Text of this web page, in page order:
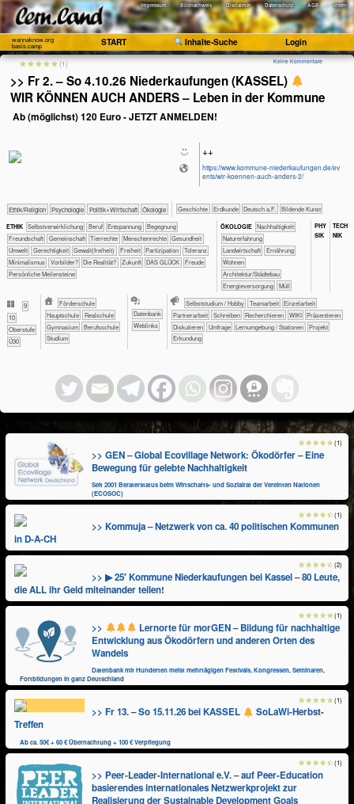
Impressum Bildnachweis Disclaimer Datenschutz AGB Intern
wannaknow.org
basis.camp START Inhalte-Suche Login
>> Fr 2. – So 4.10.26 Niederkaufungen (KASSEL)
WIR KÖNNEN AUCH ANDERS – Leben in der Kommune
Ab (möglichst) 120 Euro - JETZT ANMELDEN!
++
https://www.kommune-niederkaufungen.de/ev
ents/wir-koennen-auch-anders-2/
(1) Keine Kommentare
​​​​​​​​​​Ethik/​Religion ​​​​​​​​​​Psychologie ​​​​​​​​​Politik+​Wirtschaft ​​​​​​​Ökologie ​​​​​​​​Geschichte ​​​​​Erdkunde ​​​Deutsch a.F. Bildende Kunst
ETHIK ​​​​​​​​​​​​​​​​​​​​​​​​​​​​​​​​​​​​​​​​Selbst­verwirklichung ​​​​​​​​​​​​​​​Beruf ​​​​​​​​​​​​​Entspannung
​​​​​​​​​​​​Begegnung
​​​​​​​​​​​​Freundschaft
​​​​​​​​​​Gemeinschaft ​​​​​​​​Tierrechte ​​​​​​​Menschenrechte ​​​​​​Gesundheit
​​​​​Umwelt
​​​​Gerechtigkeit ​​​​Gewalt(freiheit) ​​​Freiheit ​​​Partizipation
​​​Toleranz
​​Minimalismus
​​Vorbilder? ​Die Realität? ​Zukunft DAS GLÜCK
Freude
Persönliche Meilensteine
ÖKO​LOGIE
​​​​​​​​​​​​​​​Nachhaltigkeit
​​​​​​​​​​​​​Naturerfahrung
​​​​​Landwirtschaft
​​​​Ernährung
​​​​Wohnen
​​​Architektur/­Städtebau
​​​Energieversorgung
​Müll
PHY​
SIK
TECH​
NIK
​​9
​10
Oberstufe
Ü30
​​Förderschule
​​Hauptschule
​​Realschule
​Gymnasium
Berufsschule
Studium
Datenbank
Weblinks
​​​​​​​​​​​​​​​​​​Selbststudium / Hobby ​​​​​​​​​​​​​​​​​​​​​​​​​​​​​​​​​​​​​​​​​​​​​​​​​​​​​​​​​​​​​​​​​​​​​​Teamarbeit ​​​​​​​​​​​​​​​​​Einzelarbeit
​​​​​​​​​​​​​​​​​Partnerarbeit
​​​​​​​​​​​​​​​​​Schreiben ​​​​​​​​​​​​​​​​Recherchieren ​​​​​​​​​​​​​​​​WIKI ​​​​​​​​​​​​​​​Präsentieren
​​​​​​​​​​​​​​Diskutieren
​​​​​​​​​​​​​​Umfrage ​​​​​​​Lernumgebung / Stationen
​​​​​​​Projekt
​​​​​​Erkundung
>> GEN – Global Ecovillage Network: Ökodörfer – Eine
Bewegung für gelebte Nachhaltigkeit
Seit 2001 Beraterstatus beim Wirtschafts- und Sozialrat der Vereinten Nationen
(ECOSOC)
(1)
>> Kommuja – Netzwerk von ca. 40 politischen Kommunen
in D-A-CH
(1)
>> ▶ 25′ Kommune Niederkaufungen bei Kassel – 80 Leute,
die ALL ihr Geld miteinander teilen!
(2)
>>
Entwicklung aus Ökodörfern und anderen Orten des
Wandels
Datenbank mit Hunderten meist mehrtägigen Festivals, Kongressen, Seminaren,
Fortbildungen in ganz Deutschland
(1)
>> Fr 13. – So 15.11.26 bei KASSEL
SoLaWi-Herbst-
Treffen
Ab ca. 50€ + 60 € Übernachtung + 100 € Verpflegung
(1)
>> Peer-Leader-International e.V. – auf Peer-Education
basierendes internationales Netzwerkprojekt zur
Realisierung der Sustainable Development Goals
(1)